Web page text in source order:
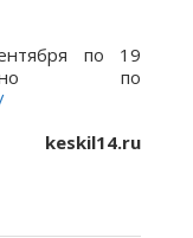
по 19
по
keskil14.ru